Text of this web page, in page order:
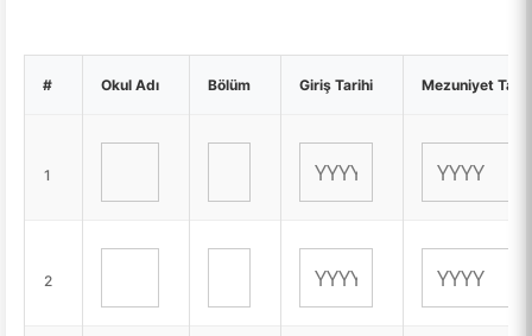
# Okul Adı Bölüm Giriş Tarihi Mezuniyet
1
2